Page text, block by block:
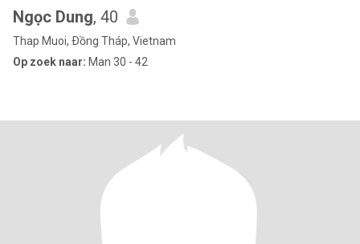
Ngọc Dung, 40
Thap Muoi, Ðồng Tháp, Vietnam
Op zoek naar: Man 30 - 42